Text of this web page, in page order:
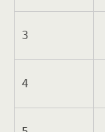
3
4